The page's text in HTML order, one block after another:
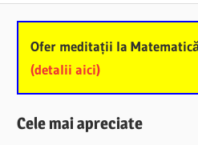
Ofer meditații la
(detalii aici)
Cele mai apreciate